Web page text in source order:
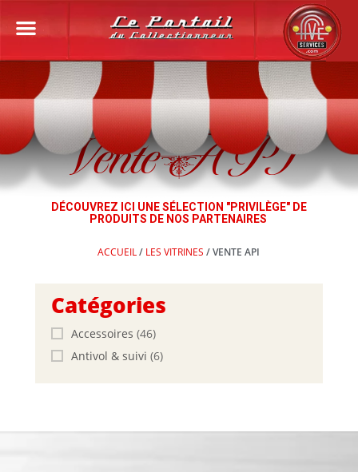
Vente API
DÉCOUVREZ ICI UNE SÉLECTION "PRIVILÈGE" DE
PRODUITS DE NOS PARTENAIRES
ACCUEIL/ LES VITRINES / VENTE API
Catégories
Accessoires (46)
Antivol & suivi (6)